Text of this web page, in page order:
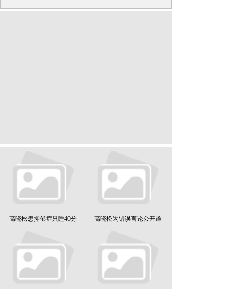
高晓松患抑郁症只睡40分 高晓松为错误言论公开道